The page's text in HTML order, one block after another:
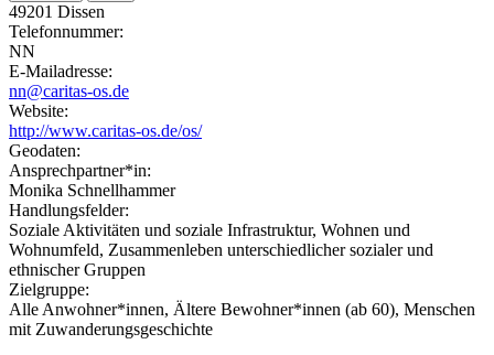
49201 Dissen
Telefonnummer:
NN
E-Mailadresse:
nn@caritas-os.de
Website:
http://www.caritas-os.de/os/
Geodaten:
Ansprechpartner*in:
Monika Schnellhammer
Handlungsfelder:
Soziale Aktivitäten und soziale Infrastruktur, Wohnen und
Wohnumfeld, Zusammenleben unterschiedlicher sozialer und
ethnischer Gruppen
Zielgruppe:
Alle Anwohner*innen, Ältere Bewohner*innen (ab 60), Menschen
mit Zuwanderungsgeschichte